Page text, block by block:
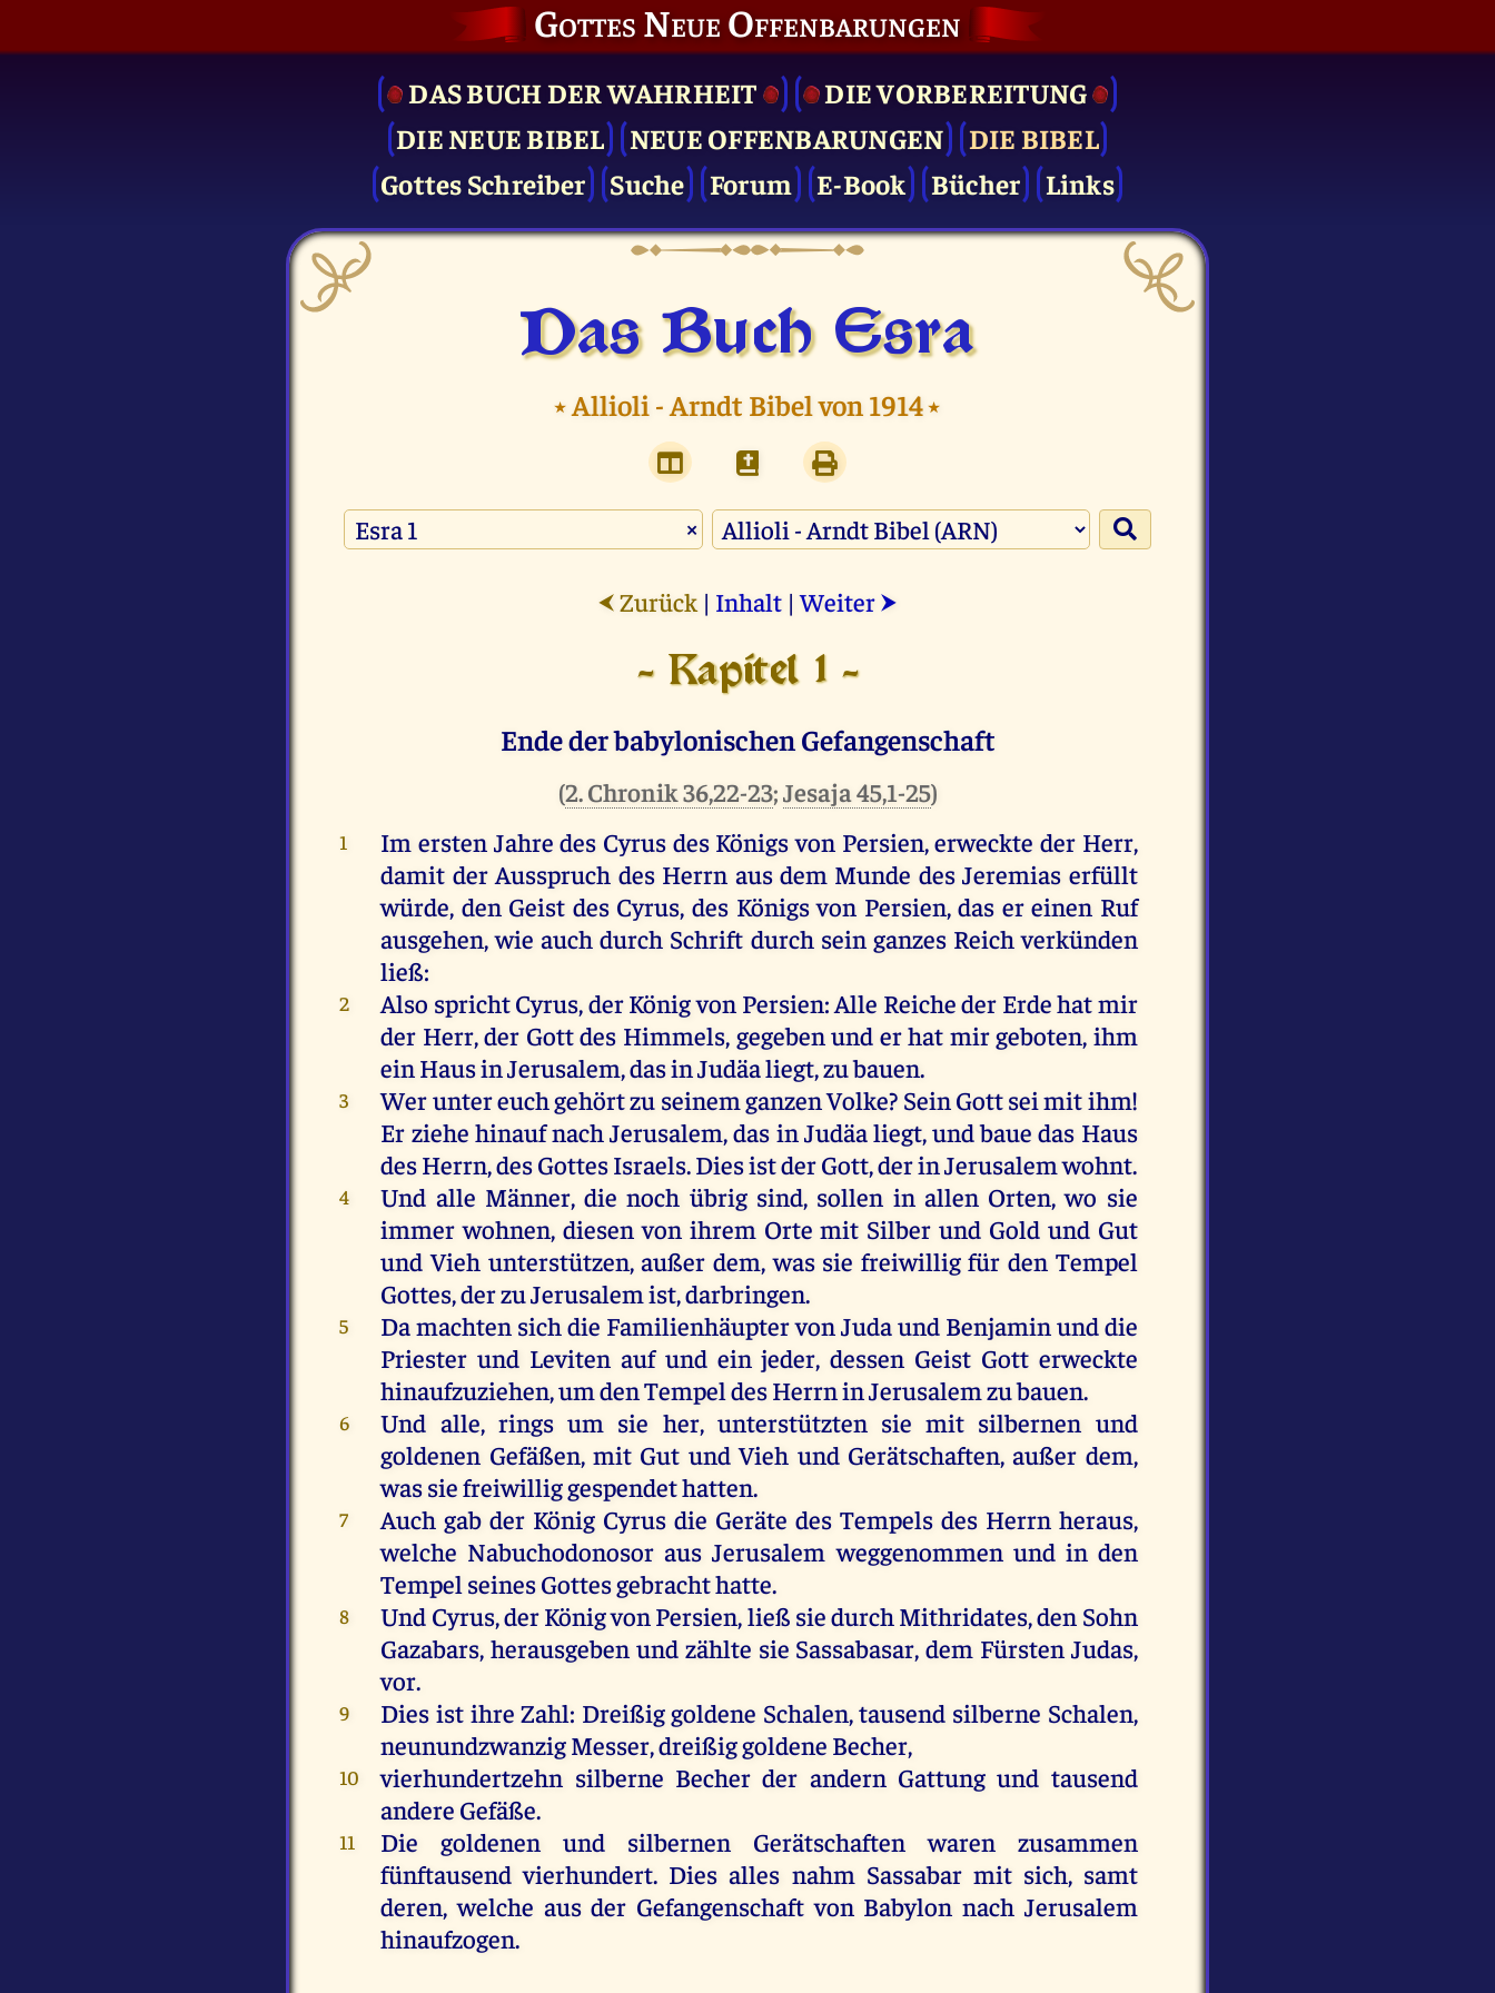
Gottes Neue Offenbarungen
DAS BUCH DER WAHRHEIT
DIE VOR­BEREITUNG
DIE NEUE BIBEL
NEUE OFFENBARUNGEN
DIE BIBEL
Gottes Schreiber
Suche Forum E-Book Bücher Links
Das Buch Esra
⭑Allioli - Arndt Bibel von 1914⭑
×
⮜ Zurück | Inhalt |Weiter ⮞
- Kapitel 1 -
Ende der babylonischen Gefangenschaft
(2. Chronik 36,22-23;Jesaja 45,1-25)
1
Im ersten Jahre des Cyrus des Königs von Persien, erweckte der Herr,
damit der Ausspruch des Herrn aus dem Munde des Jeremias erfüllt
würde, den Geist des Cyrus, des Königs von Persien, das er einen Ruf
ausgehen, wie auch durch Schrift durch sein ganzes Reich verkünden
ließ:
2
Also spricht Cyrus, der König von Persien: Alle Reiche der Erde hat mir
der Herr, der Gott des Himmels, gegeben und er hat mir geboten, ihm
ein Haus in Jerusalem, das in Judäa liegt, zu bauen.
3
Wer unter euch gehört zu seinem ganzen Volke? Sein Gott sei mit ihm!
Er ziehe hinauf nach Jerusalem, das in Judäa liegt, und baue das Haus
des Herrn, des Gottes Israels. Dies ist der Gott, der in Jerusalem wohnt.
4
Und alle Männer, die noch übrig sind, sollen in allen Orten, wo sie
immer wohnen, diesen von ihrem Orte mit Silber und Gold und Gut
und Vieh unterstützen, außer dem, was sie freiwillig für den Tempel
Gottes, der zu Jerusalem ist, darbringen.
5
Da machten sich die Familienhäupter von Juda und Benjamin und die
Priester und Leviten auf und ein jeder, dessen Geist Gott erweckte
hinaufzuziehen, um den Tempel des Herrn in Jerusalem zu bauen.
6
Und alle, rings um sie her, unterstützten sie mit silbernen und
goldenen Gefäßen, mit Gut und Vieh und Gerätschaften, außer dem,
was sie freiwillig gespendet hatten.
7
Auch gab der König Cyrus die Geräte des Tempels des Herrn heraus,
welche Nabuchodonosor aus Jerusalem weggenommen und in den
Tempel seines Gottes gebracht hatte.
8
Und Cyrus, der König von Persien, ließ sie durch Mithridates, den Sohn
Gazabars, herausgeben und zählte sie Sassabasar, dem Fürsten Judas,
vor.
9
Dies ist ihre Zahl: Dreißig goldene Schalen, tausend silberne Schalen,
neunundzwanzig Messer, dreißig goldene Becher,
10
vierhundertzehn silberne Becher der andern Gattung und tausend
andere Gefäße.
11
Die goldenen und silbernen Gerätschaften waren zusammen
fünftausend vierhundert. Dies alles nahm Sassabar mit sich, samt
deren, welche aus der Gefangenschaft von Babylon nach Jerusalem
hinaufzogen.